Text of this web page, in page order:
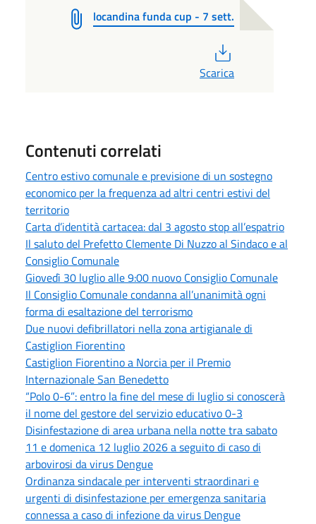
locandina funda cup - 7 sett.
Scarica
Contenuti correlati
Centro estivo comunale e previsione di un sostegno
economico per la frequenza ad altri centri estivi del
territorio
Carta d’identità cartacea: dal 3 agosto stop all’espatrio
Il saluto del Prefetto Clemente Di Nuzzo al Sindaco e al
Consiglio Comunale
Giovedì 30 luglio alle 9:00 nuovo Consiglio Comunale
Il Consiglio Comunale condanna all’unanimità ogni
forma di esaltazione del terrorismo
Due nuovi defibrillatori nella zona artigianale di
Castiglion Fiorentino
Castiglion Fiorentino a Norcia per il Premio
Internazionale San Benedetto
“Polo 0-6”: entro la fine del mese di luglio si conoscerà
il nome del gestore del servizio educativo 0-3
Disinfestazione di area urbana nella notte tra sabato
11 e domenica 12 luglio 2026 a seguito di caso di
arbovirosi da virus Dengue
Ordinanza sindacale per interventi straordinari e
urgenti di disinfestazione per emergenza sanitaria
connessa a caso di infezione da virus Dengue